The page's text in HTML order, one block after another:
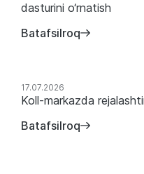
dasturini o‘rnatish
Batafsilroq
17.07.2026
Koll-markazda
Batafsilroq